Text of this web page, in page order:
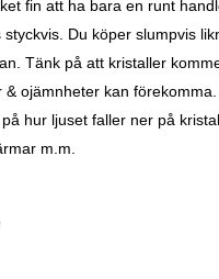
fin att ha bara en runt
Du köper slumpvis
Tänk på att kristaller
& ojämnheter kan
hur ljuset faller ner på
m.m.